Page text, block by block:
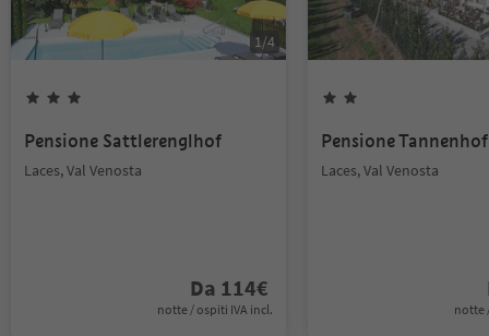
1/4
Pensione Sattlerenglhof
Laces, Val Venosta
Da 114€
notte / ospiti IVA incl.
Pensione Tannenhof
Laces, Val Venosta
notte